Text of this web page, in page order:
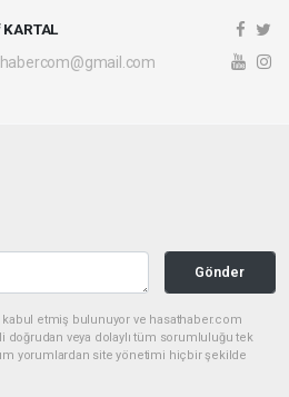
Gönder
kabul etmiş bulunuyor ve hasathaber.com
doğrudan veya dolaylı tüm sorumluluğu tek
yorumlardan site yönetimi hiçbir şekilde